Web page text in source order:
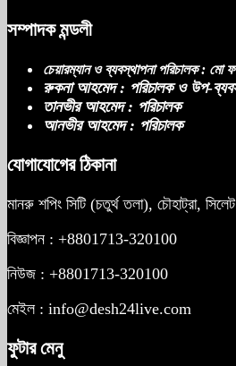
সম্পাদক মন্ডলী
চেয়ারম্যান ও ব্যবস্থাপনা পরিচালক : মো
রুকনা আহমেদ : পরিচালক ও উপ-
তানভীর আহমেদ : পরিচালক
আনভীর আহমেদ : পরিচালক
যোগাযোগের ঠিকানা
মানরু শপিং সিটি (চতুর্থ তলা), চৌহাট্রা,
বিজ্ঞাপন : +8801713-320100
নিউজ : +8801713-320100
মেইল : info@desh24live.com
ফুটার মেনু